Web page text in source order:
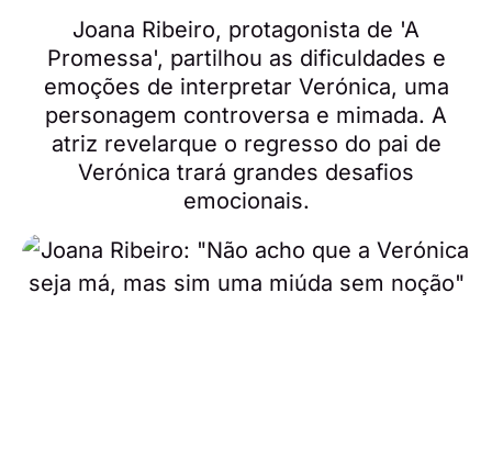
Joana Ribeiro, protagonista de 'A
Promessa', partilhou as dificuldades e
emoções de interpretar Verónica, uma
personagem controversa e mimada. A
atriz revelarque o regresso do pai de
Verónica trará grandes desafios
emocionais.